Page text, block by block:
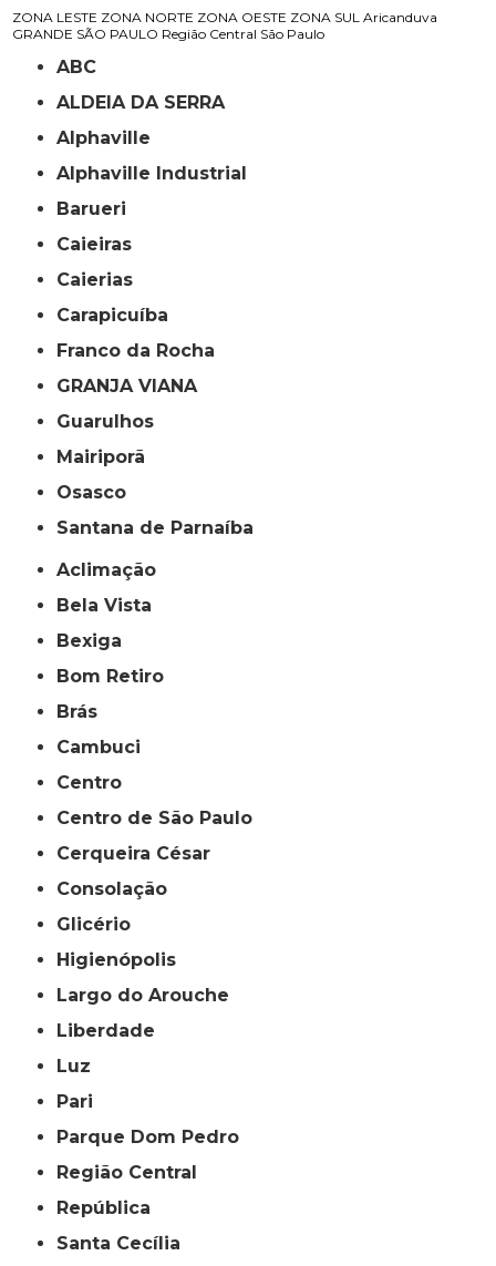
ZONA LESTE ZONA NORTE ZONA OESTE ZONA SUL Aricanduva
GRANDE SÃO PAULO Região Central São Paulo
ABC
ALDEIA DA SERRA
Alphaville
Alphaville Industrial
Barueri
Caieiras
Caierias
Carapicuíba
Franco da Rocha
GRANJA VIANA
Guarulhos
Mairiporã
Osasco
Santana de Parnaíba
Aclimação
Bela Vista
Bexiga
Bom Retiro
Brás
Cambuci
Centro
Centro de São Paulo
Cerqueira César
Consolação
Glicério
Higienópolis
Largo do Arouche
Liberdade
Luz
Pari
Parque Dom Pedro
Região Central
República
Santa Cecília